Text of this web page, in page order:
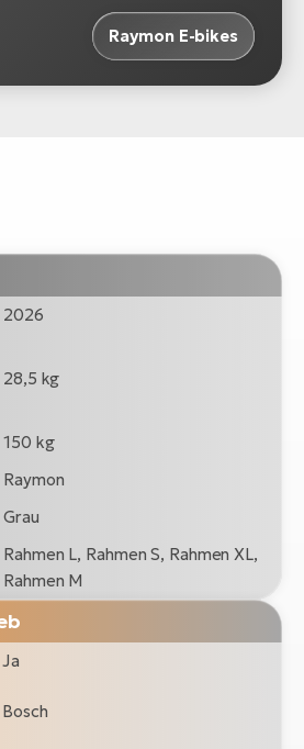
Raymon E-bikes
2026
28,5 kg
150 kg
Raymon
Grau
Rahmen L, Rahmen S, Rahmen XL,
Rahmen M
Ja
Bosch